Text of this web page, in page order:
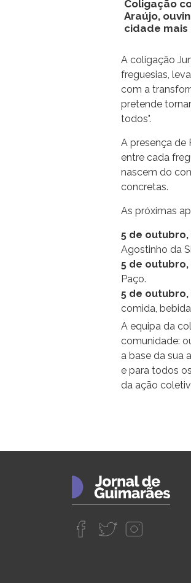
Coligação
Araújo,
cidade mais
A coligação
freguesias,
com a
pretende
todos".
A presença de
entre cada
nascem do
concretas.
As próximas
5 de outubro,
Agostinho da
5 de outubro,
Paço.
5 de outubro,
comida,
A equipa da
comunidade:
a base da sua
e para todos
da ação